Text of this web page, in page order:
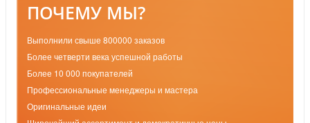
ПОЧЕМУ МЫ?
Выполнили свыше 800000 заказов
Более четверти века успешной работы
Более 10 000 покупателей
Профессиональные менеджеры и мастера
Оригинальные идеи